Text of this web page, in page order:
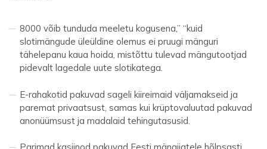
8000 võib tunduda meeletu kogusena,” “kuid
slotimängude üleüldine olemus ei pruugi mänguri
tähelepanu kaua hoida, mistõttu tulevad mängutootjad
pidevalt lagedale uute slotikatega.
E-rahakotid pakuvad sageli kiireimaid väljamakseid ja
paremat privaatsust, samas kui krüptovaluutad pakuvad
anonüümsust ja madalaid tehingutasusid.